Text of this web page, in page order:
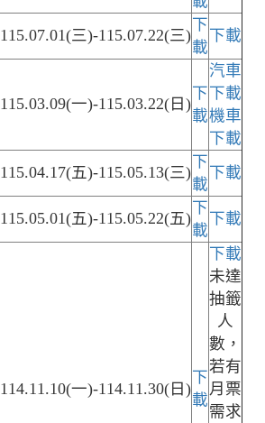
115.07.01(三)-115.07.22(三)
下
載
下載
115.03.09(一)-115.03.22(日)
下
載
汽車
下載
機車
下載
115.04.17(五)-115.05.13(三)
下
載
下載
115.05.01(五)-115.05.22(五)
下
載
下載
114.11.10(一)-114.11.30(日)
下
載
下載
未達
抽籤
人
數，
若有
月票
需求